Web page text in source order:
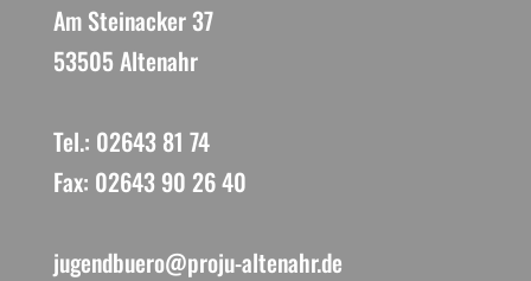
Am Steinacker 37
53505 Altenahr
Tel.: 02643 81 74
Fax: 02643 90 26 40
jugendbuero@proju-altenahr.de